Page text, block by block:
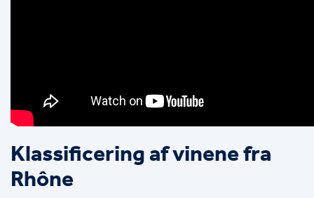
Klassificering af vinene fra
Rhône